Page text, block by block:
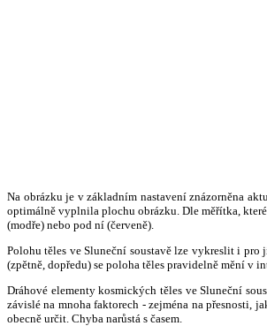
Na obrázku je v základním nastavení znázorněna
optimálně vyplnila plochu obrázku. Dle měřítka,
(modře) nebo pod ní (červeně).
Polohu těles ve Sluneční soustavě lze vykreslit i pro
(zpětně, dopředu) se poloha těles pravidelně mění v
Dráhové elementy kosmických těles ve Sluneční
závislé na mnoha faktorech - zejména na přesnosti,
obecně určit. Chyba narůstá s časem.